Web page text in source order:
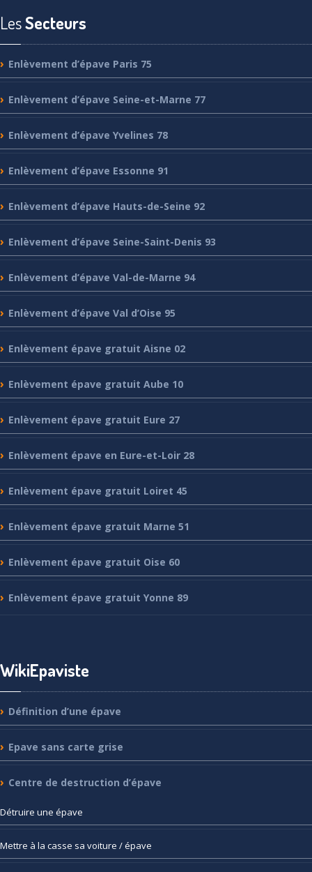
LesSecteurs
Enlèvement d’épave Paris 75
Enlèvement d’épave Seine-et-Marne 77
Enlèvement d’épave Yvelines 78
Enlèvement d’épave Essonne 91
Enlèvement d’épave Hauts-de-Seine 92
Enlèvement d’épave Seine-Saint-Denis 93
Enlèvement d’épave Val-de-Marne 94
Enlèvement d’épave Val d’Oise 95
Enlèvement épave gratuit Aisne 02
Enlèvement épave gratuit Aube 10
Enlèvement épave gratuit Eure 27
Enlèvement épave en Eure-et-Loir 28
Enlèvement épave gratuit Loiret 45
Enlèvement épave gratuit Marne 51
Enlèvement épave gratuit Oise 60
Enlèvement épave gratuit Yonne 89
WikiEpaviste
Définition d’une épave
Epave sans carte grise
Centre de destruction d’épave
Détruire une épave
Mettre à la casse sa voiture / épave